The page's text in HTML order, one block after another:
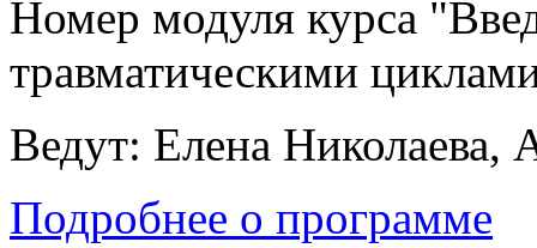
Номер модуля курса
травматическими
Ведут: Елена Николаева,
Подробнее о программе